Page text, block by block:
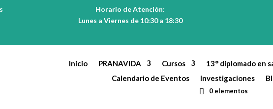
Horario de Atención:
Lunes a Viernes de 10:30 a 18:30
Inicio PRANAVIDA Cursos 13° diplomado en
Calendario de Eventos
Investigaciones
0 elementos